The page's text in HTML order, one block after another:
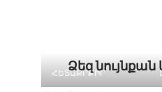
Ձեզ
ՀԵՏԱՔՐՔԻՐ